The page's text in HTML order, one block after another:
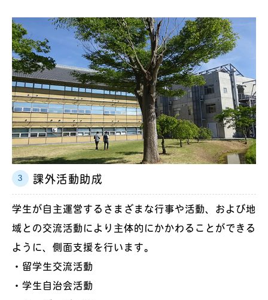
課外活動助成
学生が自主運営するさまざまな行事や活動、および地
域との交流活動により主体的にかかわることができる
ように、側面支援を行います。
・留学生交流活動
・学生自治会活動